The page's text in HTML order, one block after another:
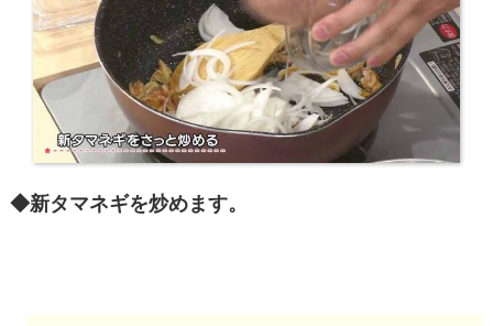
◆​新タマネギを炒めます。